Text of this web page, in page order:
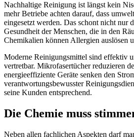
Nachhaltige Reinigung ist längst kein
mehr Betriebe achten darauf, dass
eingesetzt werden. Das schont nicht nur
Gesundheit der Menschen, die in den
Chemikalien können Allergien auslösen
Moderne Reinigungsmittel sind effektiv
vertretbar. Mikrofasertücher reduzieren
energieeffiziente Geräte senken den
verantwortungsbewusster
seine Kunden entsprechend.
Die Chemie muss
Neben allen fachlichen Aspekten darf